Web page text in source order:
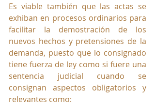
Es viable también que las actas se
exhiban en procesos ordinarios para
facilitar la demostración de los
nuevos hechos y pretensiones de la
demanda, puesto que lo consignado
tiene fuerza de ley como si fuere una
sentencia judicial cuando se
consignan aspectos obligatorios y
relevantes como: